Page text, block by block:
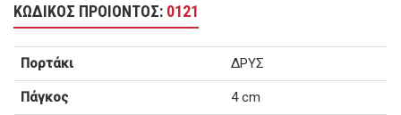
ΚΩΔΙΚΟΣ ΠΡΟΙΟΝΤΟΣ: 0121
Πορτάκι ΔΡΥΣ
Πάγκος 4 cm